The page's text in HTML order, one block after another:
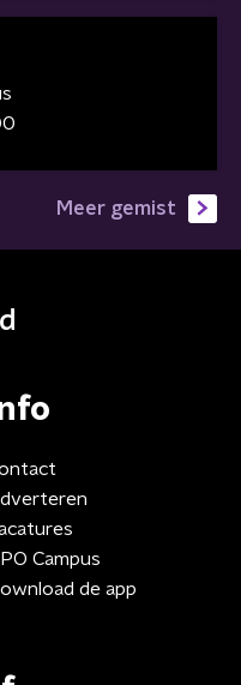
Meer gemist
Campus
de app